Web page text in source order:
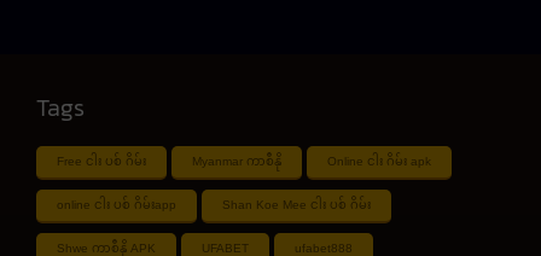
Tags
Free ငါး ပစ် ဂိမ်း Myanmar ကာစီနို Online ငါး ဂိမ်း apk
online ငါး ပစ် ဂိမ်းapp Shan Koe Mee ငါး ပစ် ဂိမ်း
Shwe ကာစီနို APK UFABET ufabet888